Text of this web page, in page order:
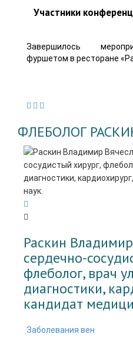
Участники
Завершилось
фуршетом в ресторане
ФЛЕБОЛОГ
Раскин
cердечно-
флеболог, врач
диагностики,
кандидат
Заболевания вен